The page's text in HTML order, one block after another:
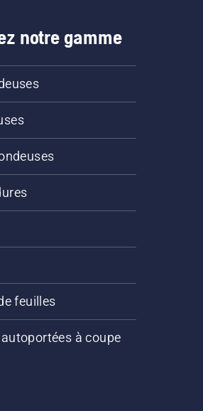
notre gamme
feuilles
à coupe